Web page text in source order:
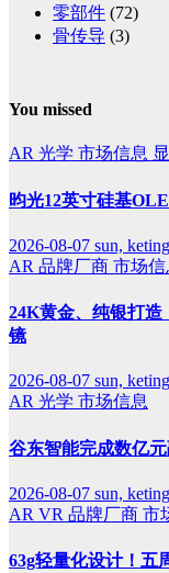
零部件 (72)
骨传导 (3)
You missed
AR 光学 市场信息
昀光12英寸硅基
2026-08-07 sun, keting
AR 品牌厂商 市场信
24K黄金、纯银打造
镜
2026-08-07 sun, keting
AR 光学 市场信息
谷东智能完成数亿
2026-08-07 sun, keting
AR VR 品牌厂商 市
63g轻量化设计！五